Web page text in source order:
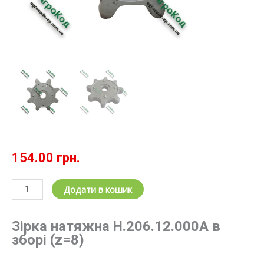
154.00 грн.
Зірочка
з
натяжна
H.206.12.000А
Додати в кошик
Зірка натяжна H.206.12.000А в
зборі (z=8)